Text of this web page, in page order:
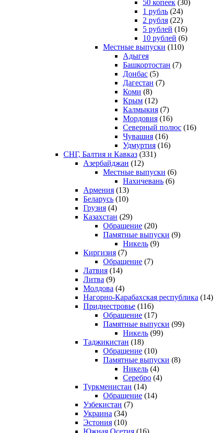
50 копеек (30)
1 рубль (24)
2 рубля (22)
5 рублей (16)
10 рублей (6)
Местные выпуски (110)
Адыгея
Башкортостан (7)
Донбас (5)
Дагестан (7)
Коми (8)
Крым (12)
Калмыкия (7)
Мордовия (16)
Северный полюс (16)
Чувашия (16)
Удмуртия (16)
СНГ, Балтия и Кавказ (331)
Азербайджан (12)
Местные выпуски (6)
Нахичевань (6)
Армения (13)
Беларусь (10)
Грузия (4)
Казахстан (29)
Обращение (20)
Памятные выпуски (9)
Никель (9)
Киргизия (7)
Обращение (7)
Латвия (14)
Литва (9)
Молдова (4)
Нагорно-Карабахская республика (14)
Приднестровье (116)
Обращение (17)
Памятные выпуски (99)
Никель (99)
Таджикистан (18)
Обращение (10)
Памятные выпуски (8)
Никель (4)
Серебро (4)
Туркменистан (14)
Обращение (14)
Узбекистан (7)
Украина (34)
Эстония (10)
Южная Осетия (16)